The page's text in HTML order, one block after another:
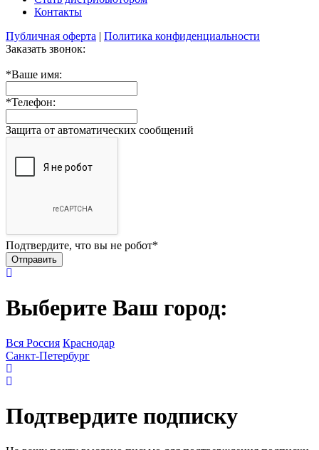
Контакты
Публичная оферта | Политика конфиденциальности
Заказать звонок:
*Ваше имя:
*Телефон:
Защита от автоматических сообщений
Подтвердите, что вы не робот*
Выберите Ваш город:
Вся Россия Краснодар
Санкт-Петербург
Подтвердите подписку